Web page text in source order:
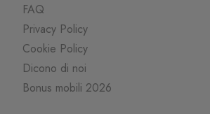
FAQ
Privacy Policy
Cookie Policy
Dicono di noi
Bonus mobili 2026